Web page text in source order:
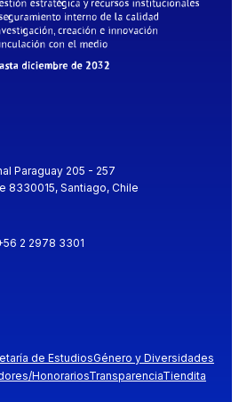
Paraguay 205 - 257
8330015, Santiago, Chile
2 2978 3301
de EstudiosGénero y Diversidades
HonorariosTransparenciaTiendita